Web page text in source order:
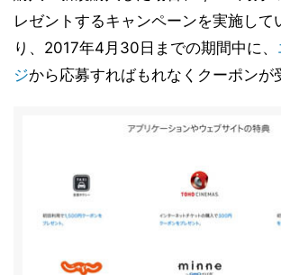
レゼントするキャンペーンを実施して
り、2017年4月30日までの期間中に、
ジから応募すればもれなくクーポンが